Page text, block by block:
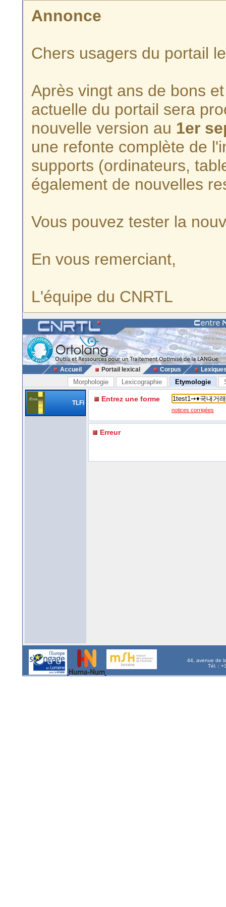
Annonce
Chers usagers du portail
Après vingt ans de bons
actuelle du portail sera
nouvelle version au 1er
une refonte complète de
supports (ordinateurs,
également de nouvelles
Vous pouvez tester la
En vous remerciant,
L'équipe du CNRTL
Accueil Portail lexical Corpus
Morphologie Lexicographie Etymologie
TLFi Entrez une forme
notices corrigées
Erreur
44, avenue de
Tél. :